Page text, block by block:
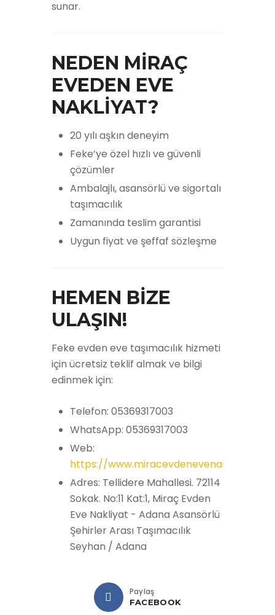
sunar.
NEDEN MİRAÇ
EVEDEN EVE
NAKLİYAT?
20 yılı aşkın deneyim
Feke’ye özel hızlı ve güvenli
çözümler
Ambalajlı, asansörlü ve sigortalı
taşımacılık
Zamanında teslim garantisi
Uygun fiyat ve şeffaf sözleşme
HEMEN BİZE
ULAŞIN!
Feke evden eve taşımacılık hizmeti
için ücretsiz teklif almak ve bilgi
edinmek için:
Telefon: 05369317003
WhatsApp: 05369317003
Web:
https://www.miracevdenevenakliyat.com
Adres: Tellidere Mahallesi. 72114
Sokak. No:11 Kat:1, Miraç Evden
Eve Nakliyat - Adana Asansörlü
Şehirler Arası Taşımacılık
Seyhan / Adana
Paylaş
FACEBOOK